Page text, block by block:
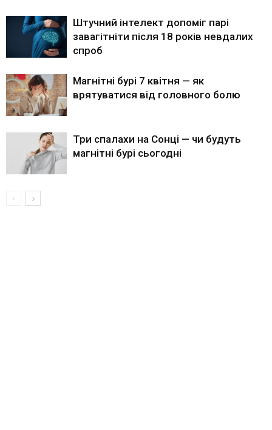
Штучний інтелект допоміг парі
завагітніти після 18 років невдалих
спроб
Магнітні бурі 7 квітня — як
врятуватися від головного болю
Три спалахи на Сонці — чи будуть
магнітні бурі сьогодні